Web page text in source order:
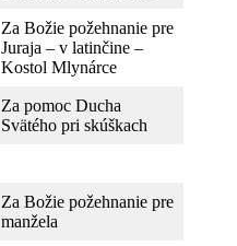
Za Božie požehnanie pre
Juraja – v latinčine –
Kostol Mlynárce
Za pomoc Ducha
Svätého pri skúškach
Za Božie požehnanie pre
manžela